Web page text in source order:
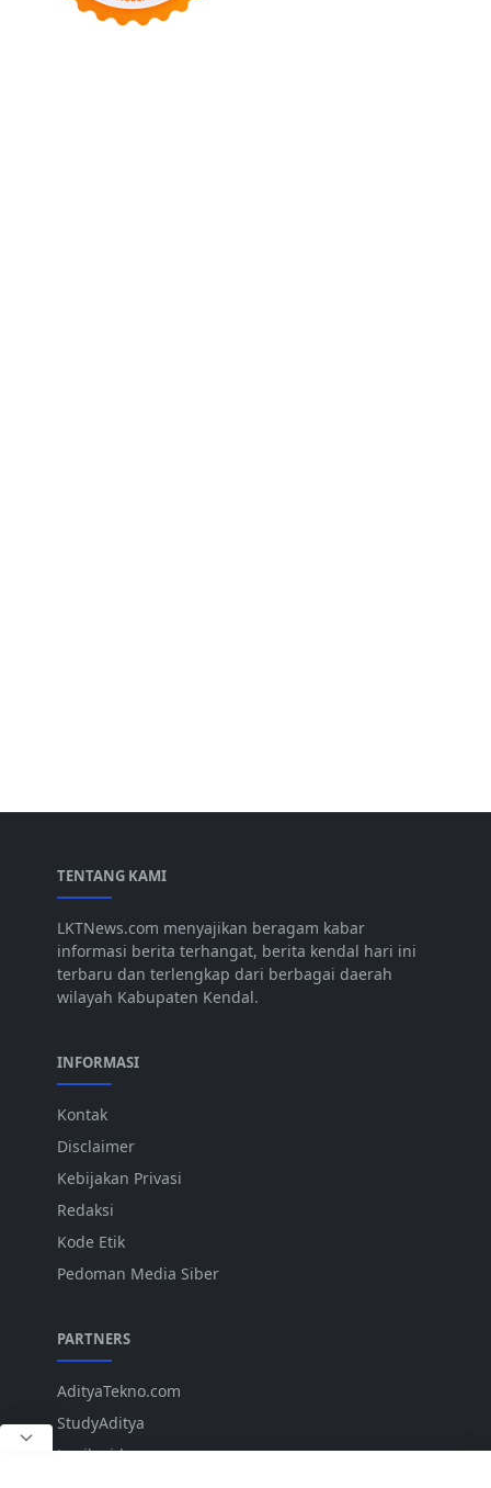
TENTANG KAMI
LKTNews.com menyajikan beragam kabar
informasi berita terhangat, berita kendal hari ini
terbaru dan terlengkap dari berbagai daerah
wilayah Kabupaten Kendal.
INFORMASI
Kontak
Disclaimer
Kebijakan Privasi
Redaksi
Kode Etik
Pedoman Media Siber
PARTNERS
AdityaTekno.com
StudyAditya
Lepiku.id